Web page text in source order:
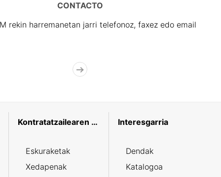
CONTACTO
rekin harremanetan jarri telefonoz, faxez edo email
Kontratatzailearen profila
Eskuraketak
Xedapenak
Interesgarria
Dendak
Katalogoa